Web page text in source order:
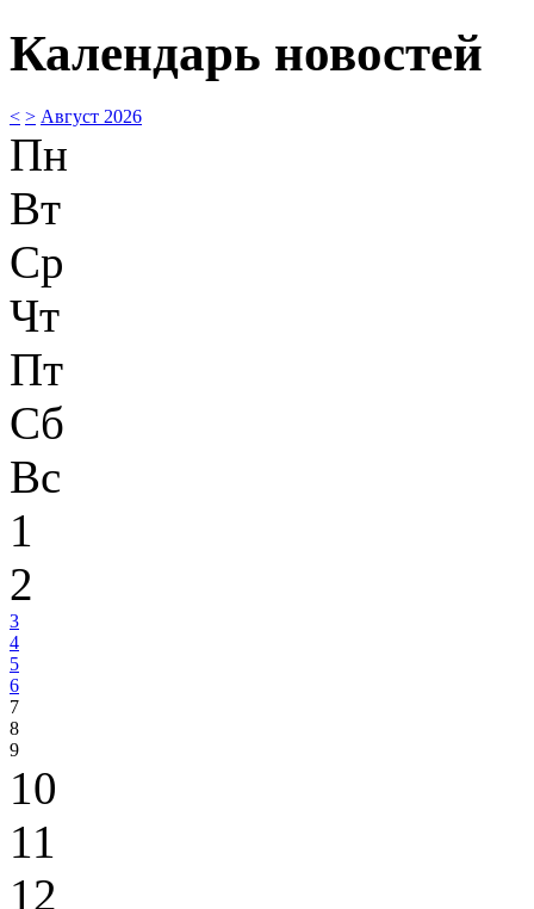
Календарь новостей
< > Август 2026
Пн
Вт
Ср
Чт
Пт
Сб
Вс
1
2
3
4
5
6
7
8
9
10
11
12